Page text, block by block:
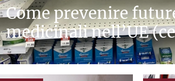
Come prevenire
medicinali nell’UE